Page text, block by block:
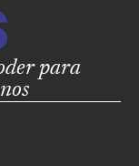
para